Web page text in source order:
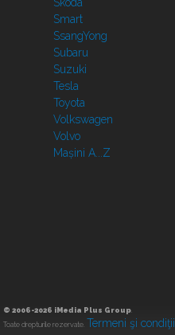
Smart
SsangYong
Subaru
Suzuki
Tesla
Toyota
Volkswagen
Volvo
Mașini A...Z
© 2006-2026 iMedia Plus Group
Toate drepturile rezervate. Termeni şi condiţii